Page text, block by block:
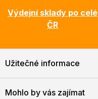
Výdejní sklady po celé
ČR
Užitečné informace
Mohlo by vás zajímat